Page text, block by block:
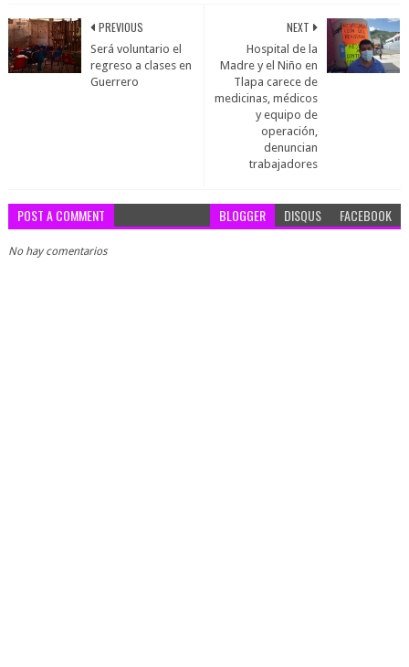
NEXT
Hospital de la
Madre y el Niño en
Tlapa carece de
medicinas, médicos
y equipo de
operación,
denuncian
trabajadores
PREVIOUS
Será voluntario el
regreso a clases en
Guerrero
POST A COMMENT BLOGGER DISQUS FACEBOOK
No hay comentarios